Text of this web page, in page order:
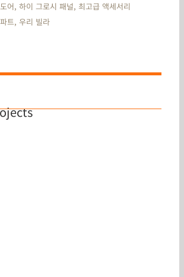
어, 하이 그로시 패널, 최고급 액세서리
트, 우리 빌라